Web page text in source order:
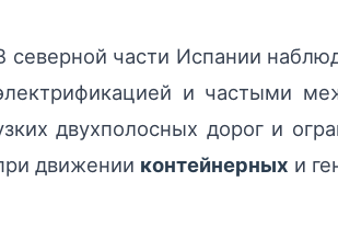
северной части Испании
и частыми
двухполосных дорог и
движении контейнерных и